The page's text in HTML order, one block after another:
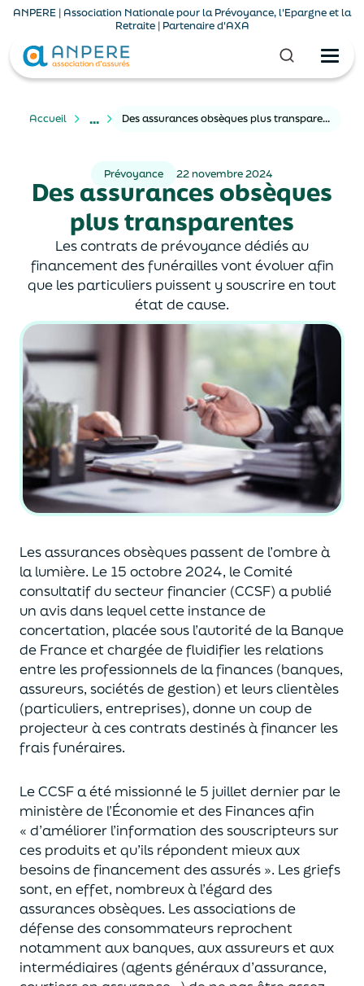
ANPERE | Association Nationale pour la Prévoyance, l'Epargne et la
Retraite | Partenaire d'AXA
Accueil ... Des assurances obsèques plus transparentes
Prévoyance 22 novembre 2024
Des assurances obsèques
plus transparentes
Les contrats de prévoyance dédiés au
financement des funérailles vont évoluer afin
que les particuliers puissent y souscrire en tout
état de cause.
Les assurances obsèques passentde l’ombre à
la lumière. Le 15 octobre 2024, leComité
consultatif du secteur financier (CCSF) a publié
un avisdans lequelcette instance de
concertation, placée sous l’autorité de la Banque
de France etchargée de fluidifier les relations
entre les professionnelsde la finances (banques,
assureurs, sociétés de gestion) et leurs clientèles
(particuliers, entreprises), donne un coup de
projecteurà ces contrats destinés à financer les
frais funéraires.
Le CCSF a été missionné le 5 juillet dernier par le
ministère de l’Économie et des Financesafin
« d’améliorer l’information des souscripteurs sur
ces produits et qu’ils répondent mieux aux
besoins de financement des assurés ». Les griefs
sont, en effet, nombreux à l’égard des
assurancesobsèques. Les associations de
défense desconsommateurs reprochent
notamment aux banques, auxassureurs etaux
intermédiaires (agents généraux d’assurance,